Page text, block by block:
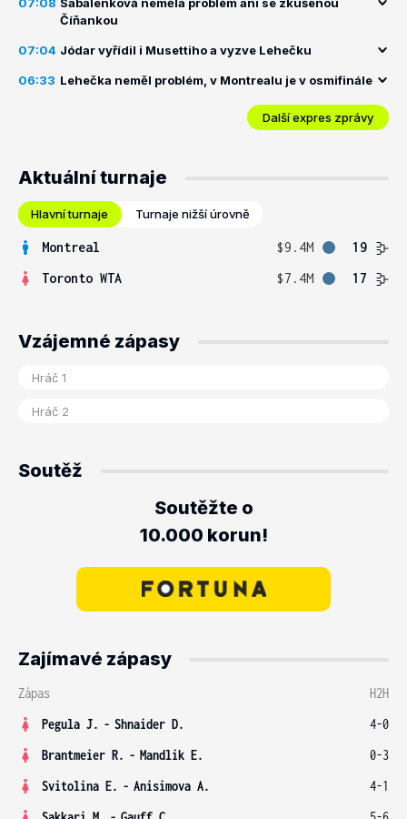
Číňankou
07:04 Jódar vyřídil i Musettiho a vyzve Lehečku
06:33 Lehečka neměl problém, v Montrealu je v osmifinále
Další expres zprávy
Aktuální turnaje
Hlavní turnaje Turnaje nižší úrovně
Montreal $9.4M
19
Toronto WTA
$7.4M 17
Vzájemné zápasy
Soutěž
Soutěžte o
10.000 korun!
Zajímavé zápasy
Zápas
H2H
Pegula J. - Shnaider D.
4-0
Brantmeier R. - Mandlik E.
0-3
Svitolina E. - Anisimova A.
4-1